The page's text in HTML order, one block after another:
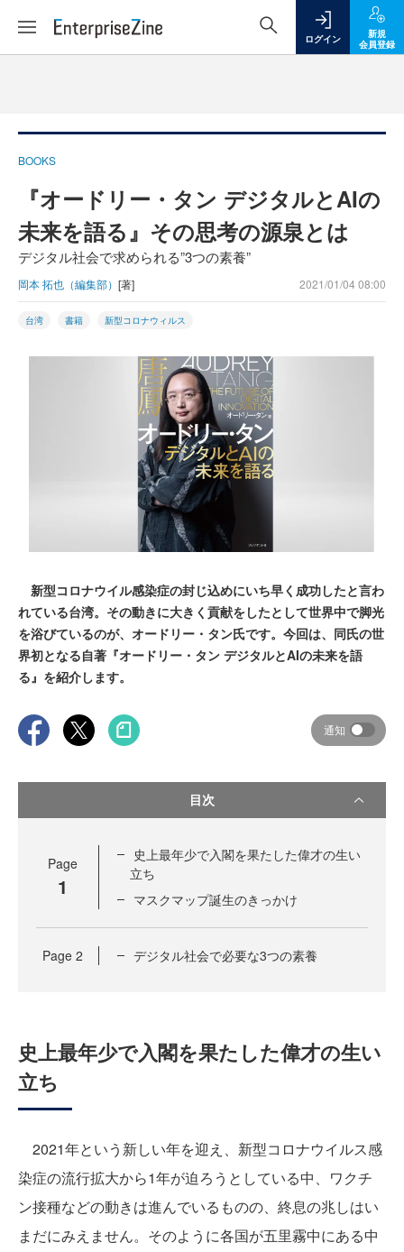
ログイン
新規
会員登録
BOOKS
『オードリー・タン デジタルとAIの
未来を語る』その思考の源泉とは
デジタル社会で求められる”3つの素養”
岡本 拓也（編集部） [著] 2021/01/04 08:00
台湾 書籍 新型コロナウィルス
新型コロナウイル感染症の封じ込めにいち早く成功したと言わ
れている台湾。その動きに大きく貢献をしたとして世界中で脚光
を浴びているのが、オードリー・タン氏です。今回は、同氏の世
界初となる自著『オードリー・タン デジタルとAIの未来を語
る』を紹介します。
通知
目次
Page
1
史上最年少で入閣を果たした偉才の生い
立ち
マスクマップ誕生のきっかけ
Page 2 デジタル社会で必要な3つの素養
史上最年少で入閣を果たした偉才の生い
立ち
2021年という新しい年を迎え、新型コロナウイルス感
染症の流行拡大から1年が迫ろうとしている中、ワクチ
ン接種などの動きは進んでいるものの、終息の兆しはい
まだにみえません。そのように各国が五里霧中にある中